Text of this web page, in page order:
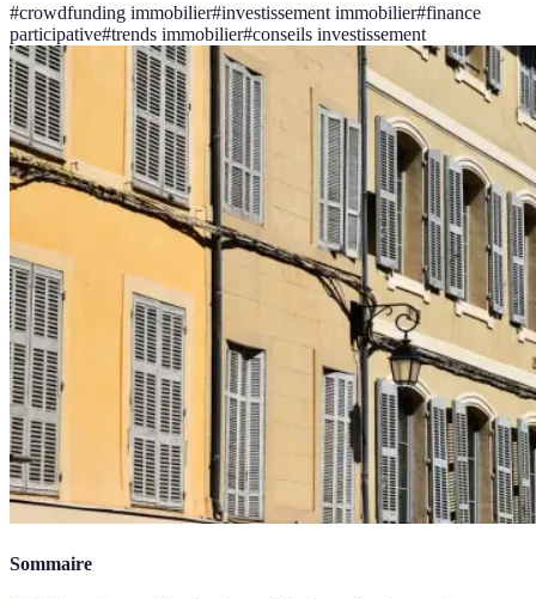
#crowdfunding immobilier#investissement immobilier#finance
participative#trends immobilier#conseils investissement
Sommaire